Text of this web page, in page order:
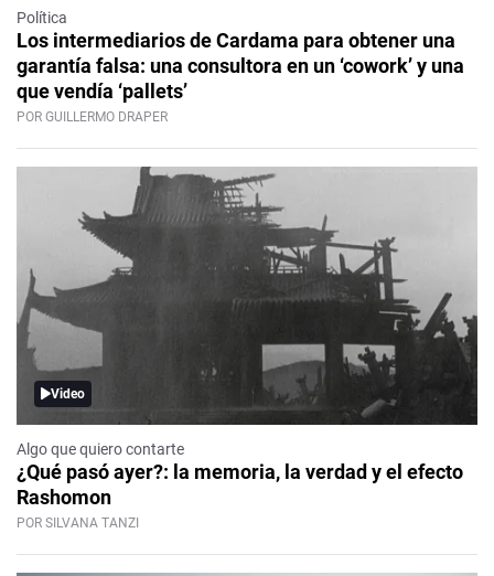
Política
Los intermediarios de Cardama para obtener una
garantía falsa: una consultora en un ‘cowork’ y una
que vendía ‘pallets’
POR GUILLERMO DRAPER
Video
Algo que quiero contarte
¿Qué pasó ayer?: la memoria, la verdad y el efecto
Rashomon
POR SILVANA TANZI